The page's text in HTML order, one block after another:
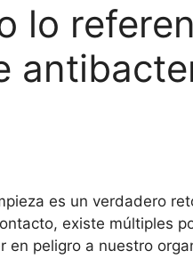
lo
es un verdadero
existe múltiples
en peligro a nuestro